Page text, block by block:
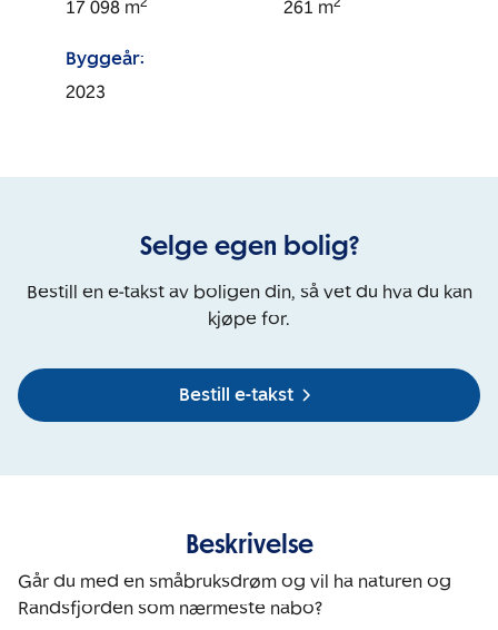
17 098 m
261 m
Byggeår:
2023
Selge egen bolig?
Bestill en e-takst av boligen din, så vet du hva du kan
kjøpe for.
Bestill e-takst
Beskrivelse
Går du med en småbruksdrøm og vil ha naturen og
Randsfjorden som nærmeste nabo?